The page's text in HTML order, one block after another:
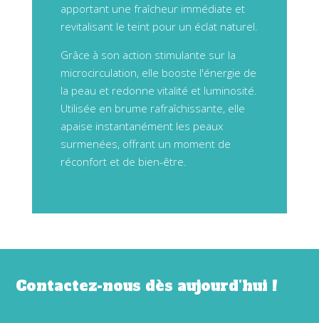
apportant une fraîcheur immédiate et
revitalisant le teint pour un éclat naturel.
Grâce à son action stimulante sur la
microcirculation, elle booste l'énergie de
la peau et redonne vitalité et luminosité.
Utilisée en brume rafraîchissante, elle
apaise instantanément les peaux
surmenées, offrant un moment de
réconfort et de bien-être.
Contactez-nous dès aujourd’hui !